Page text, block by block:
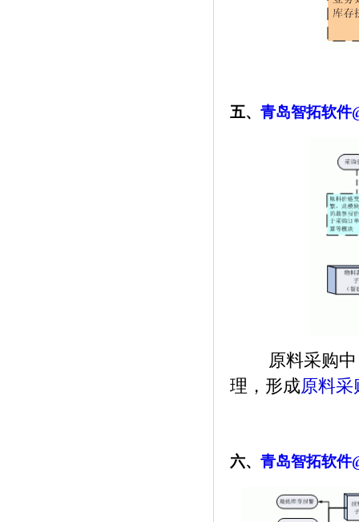
五、 青岛智拓软件
原料采购中
理，形成原料采
六、 青岛智拓软件